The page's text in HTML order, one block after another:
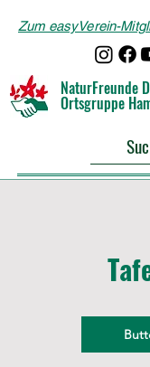
Zum easyVerein-
NaturFreunde
Ortsgruppe